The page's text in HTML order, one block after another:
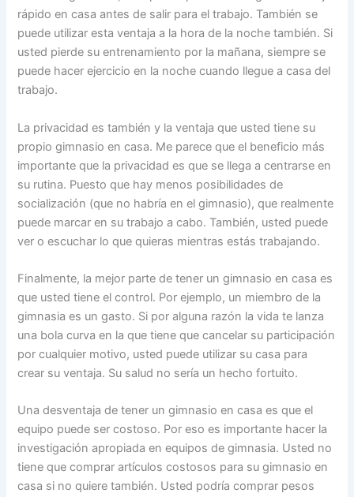
rápido en casa antes de salir para el trabajo. También se
puede utilizar esta ventaja a la hora de la noche también. Si
usted pierde su entrenamiento por la mañana, siempre se
puede hacer ejercicio en la noche cuando llegue a casa del
trabajo.
La privacidad es también y la ventaja que usted tiene su
propio gimnasio en casa. Me parece que el beneficio más
importante que la privacidad es que se llega a centrarse en
su rutina. Puesto que hay menos posibilidades de
socialización (que no habría en el gimnasio), que realmente
puede marcar en su trabajo a cabo. También, usted puede
ver o escuchar lo que quieras mientras estás trabajando.
Finalmente, la mejor parte de tener un gimnasio en casa es
que usted tiene el control. Por ejemplo, un miembro de la
gimnasia es un gasto. Si por alguna razón la vida te lanza
una bola curva en la que tiene que cancelar su participación
por cualquier motivo, usted puede utilizar su casa para
crear su ventaja. Su salud no sería un hecho fortuito.
Una desventaja de tener un gimnasio en casa es que el
equipo puede ser costoso. Por eso es importante hacer la
investigación apropiada en equipos de gimnasia. Usted no
tiene que comprar artículos costosos para su gimnasio en
casa si no quiere también. Usted podría comprar pesos